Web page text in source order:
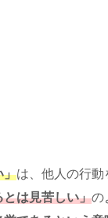
」は、他人の行動
とは見苦しい」の